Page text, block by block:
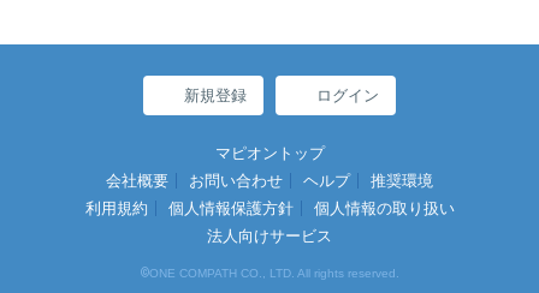
新規登録 ログイン
マピオントップ
会社概要
お問い合わせ ヘルプ
推奨環境
利用規約
個人情報保護方針
個人情報の取り扱い
法人向けサービス
©ONE COMPATH CO., LTD. All rights reserved.